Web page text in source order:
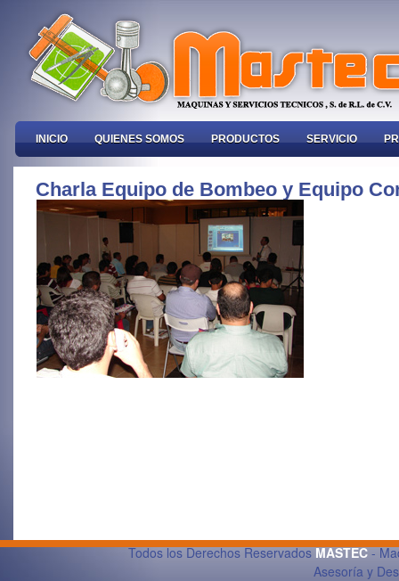
INICIO QUIENES SOMOS PRODUCTOS SERVICIO
Charla Equipo de Bombeo y Equipo
Todos los Derechos ReservadosMASTEC-
Asesoría y